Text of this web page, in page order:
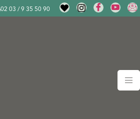
02 03 / 9 35 50 90